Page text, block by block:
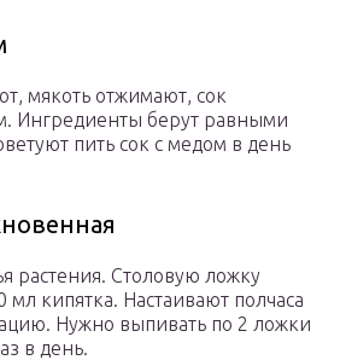
мякоть отжимают, сок
Ингредиенты берут равными
пить сок с медом в день
растения. Столовую ложку
мл кипятка. Настаивают полчаса
Нужно выпивать по 2 ложки
в день.